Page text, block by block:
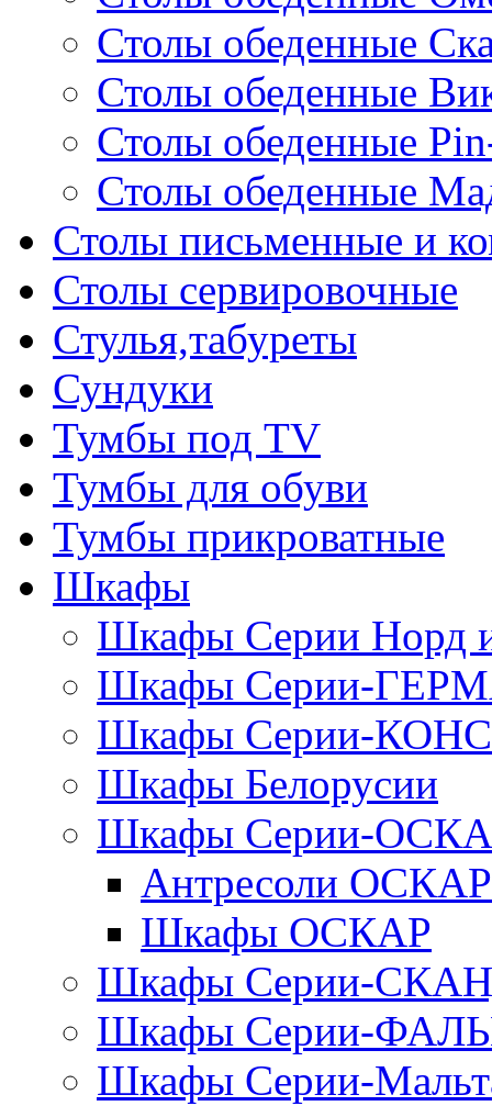
Столы обеденные
Столы обеденные
Столы обеденные
Столы обеденные
Столы письменные и
Столы сервировочные
Стулья,табуреты
Сундуки
Тумбы под TV
Тумбы для обуви
Тумбы прикроватные
Шкафы
Шкафы Серии
Шкафы Серии-
Шкафы Серии-
Шкафы Белорусии
Шкафы Серии-
Антресоли ОСКАР
Шкафы ОСКАР
Шкафы Серии-
Шкафы Серии-
Шкафы Серии-